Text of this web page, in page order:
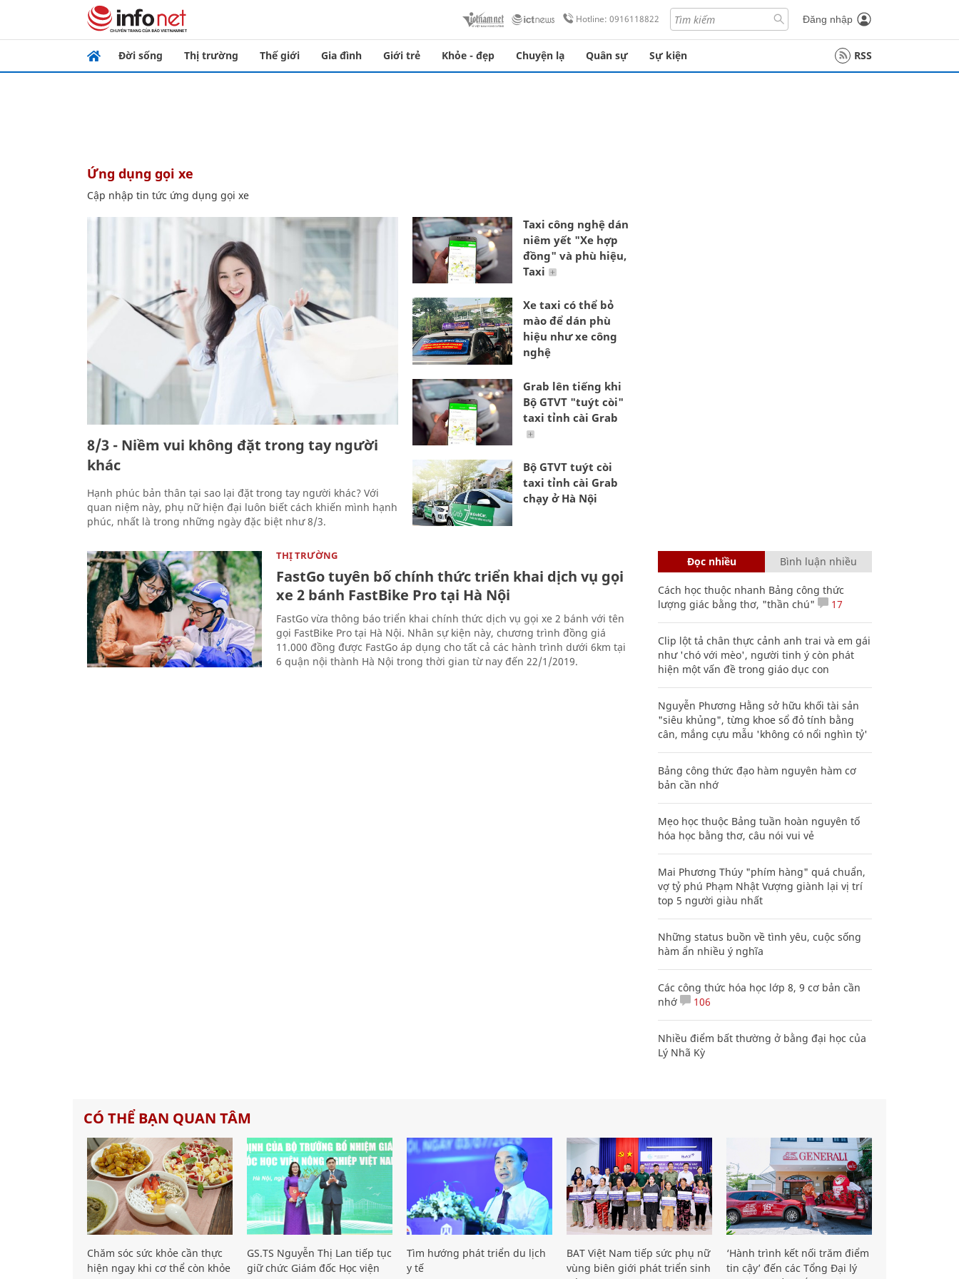
Hotline: 0916118822 Đăng nhập
Đời sống Thị trường Thế giới Gia đình Giới trẻ Khỏe - đẹp Chuyện lạ Quân sự Sự kiện RSS
ứng dụng gọi xe
Cập nhập tin tức ứng dụng gọi xe
8/3 - Niềm vui không đặt trong tay người
khác
Hạnh phúc bản thân tại sao lại đặt trong tay người khác? Với
quan niệm này, phụ nữ hiện đại luôn biết cách khiến mình hạnh
phúc, nhất là trong những ngày đặc biệt như 8/3.
Taxi công nghệ dán
niêm yết "Xe hợp
đồng" và phù hiệu,
Taxi
Xe taxi có thể bỏ
mào để dán phù
hiệu như xe công
nghệ
Grab lên tiếng khi
Bộ GTVT "tuýt còi"
taxi tỉnh cài Grab
Bộ GTVT tuýt còi
taxi tỉnh cài Grab
chạy ở Hà Nội
THỊ TRƯỜNG
FastGo tuyên bố chính thức triển khai dịch vụ gọi
xe 2 bánh FastBike Pro tại Hà Nội
FastGo vừa thông báo triển khai chính thức dịch vụ gọi xe 2 bánh với tên
gọi FastBike Pro tại Hà Nội. Nhân sự kiện này, chương trình đồng giá
11.000 đồng được FastGo áp dụng cho tất cả các hành trình dưới 6km tại
6 quận nội thành Hà Nội trong thời gian từ nay đến 22/1/2019.
Đọc nhiều Bình luận nhiều
Cách học thuộc nhanh Bảng công thức
lượng giác bằng thơ, "thần chú"
17
Clip lột tả chân thực cảnh anh trai và em gái
như 'chó với mèo', người tinh ý còn phát
hiện một vấn đề trong giáo dục con
Nguyễn Phương Hằng sở hữu khối tài sản
"siêu khủng", từng khoe sổ đỏ tính bằng
cân, mắng cựu mẫu 'không có nổi nghìn tỷ'
Bảng công thức đạo hàm nguyên hàm cơ
bản cần nhớ
Mẹo học thuộc Bảng tuần hoàn nguyên tố
hóa học bằng thơ, câu nói vui vẻ
Mai Phương Thúy "phím hàng" quá chuẩn,
vợ tỷ phú Phạm Nhật Vượng giành lại vị trí
top 5 người giàu nhất
Những status buồn về tình yêu, cuộc sống
hàm ẩn nhiều ý nghĩa
Các công thức hóa học lớp 8, 9 cơ bản cần
nhớ
106
Nhiều điểm bất thường ở bằng đại học của
Lý Nhã Kỳ
CÓ THỂ BẠN QUAN TÂM
Chăm sóc sức khỏe cần thực
hiện ngay khi cơ thể còn khỏe
GS.TS Nguyễn Thị Lan tiếp tục
giữ chức Giám đốc Học viện
Tìm hướng phát triển du lịch
y tế
BAT Việt Nam tiếp sức phụ nữ
vùng biên giới phát triển sinh
‘Hành trình kết nối trăm điểm
tin cậy’ đến các Tổng Đại lý